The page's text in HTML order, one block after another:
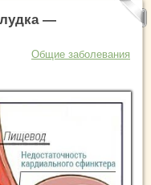
—
Общие заболевания